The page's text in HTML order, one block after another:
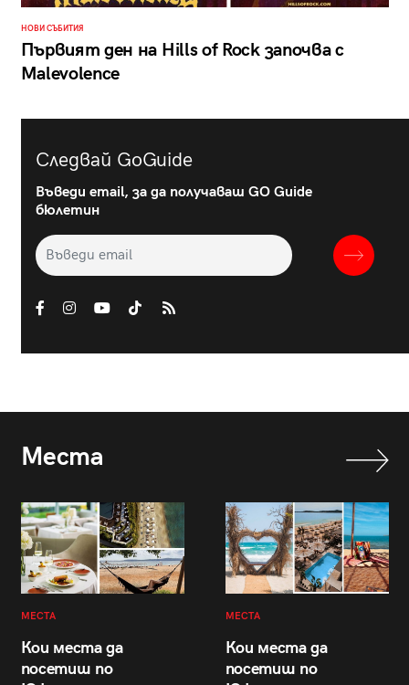
НОВИ СЪБИТИЯ
Първият ден на Hills of Rock започва с
Malevolence
Следвай GoGuide
Въведи email, за да получаваш GO Guide
бюлетин
Места
МЕСТА
Кои места да
посетиш по
МЕСТА
Кои места да
посетиш по